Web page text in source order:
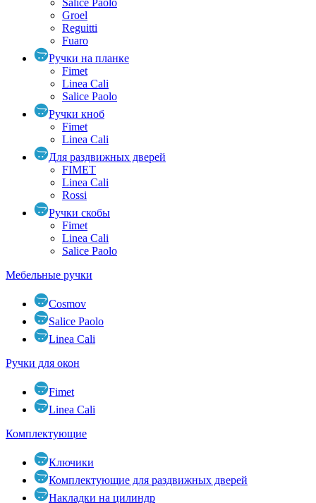
Groel
Reguitti
Fuaro
Ручки на планке
Fimet
Linea Cali
Salice Paolo
Ручки кноб
Fimet
Linea Cali
Для раздвижных дверей
FIMET
Linea Cali
Rossi
Ручки скобы
Fimet
Linea Cali
Salice Paolo
Мебельные ручки
Cosmov
Salice Paolo
Linea Cali
Ручки для окон
Fimet
Linea Cali
Комплектующие
Ключики
Комплектующие для раздвижных дверей
Накладки на цилиндр